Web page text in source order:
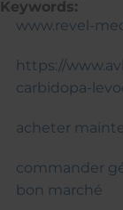
Keywords:
www.revel-
https://
carbidopa-
acheter
commander
bon marché